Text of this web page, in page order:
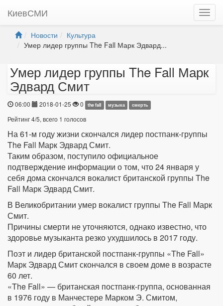
КиевСМИ
Новости
Культура
Умер лидер группы The Fall Марк Эдвард...
Умер лидер группы The Fall Марк
Эдвард Смит
06:00 2018-01-25 0 the fall музыка смерть
Рейтинг4/5, всего 1 голосов
На 61-м году жизни скончался лидер постпанк-группы
The Fall Марк Эдвард Смит.
Таким образом, поступило официальное
подтверждение информации о том, что 24 января у
себя дома скончался вокалист британской группы The
Fall Марк Эдвард Смит.
В Великобритании умер вокалист группы The Fall Марк
Смит.
Причины смерти не уточняются, однако известно, что
здоровье музыканта резко ухудшилось в 2017 году.
Поэт и лидер британской постпанк-группы «The Fall»
Марк Эдвард Смит скончался в своем доме в возрасте
60 лет.
«The Fall» — британская постпанк-группа, основанная
в 1976 году в Манчестере Марком Э. Смитом,